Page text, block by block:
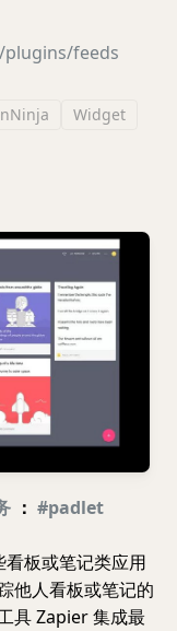
feeds
Widget
： #padlet
板或笔记类应用
他人看板或笔记的
具 Zapier 集成最